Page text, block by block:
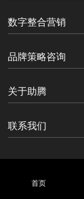
数字整合营销
品牌策略咨询
关于助腾
联系我们
首页